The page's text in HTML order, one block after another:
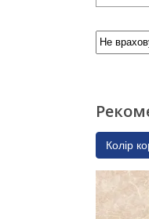
Колір